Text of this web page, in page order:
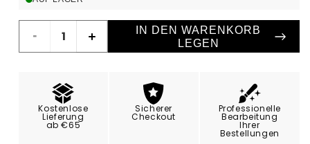
Verringere
die
Angelus
Mischpalette
für
Erhöhe
die
Mischpalette
IN DEN WARENKORB
LEGEN
Kostenlose
Lieferung
ab €65
Sicherer
Checkout
Professionelle
Bearbeitung
Ihrer
Bestellungen